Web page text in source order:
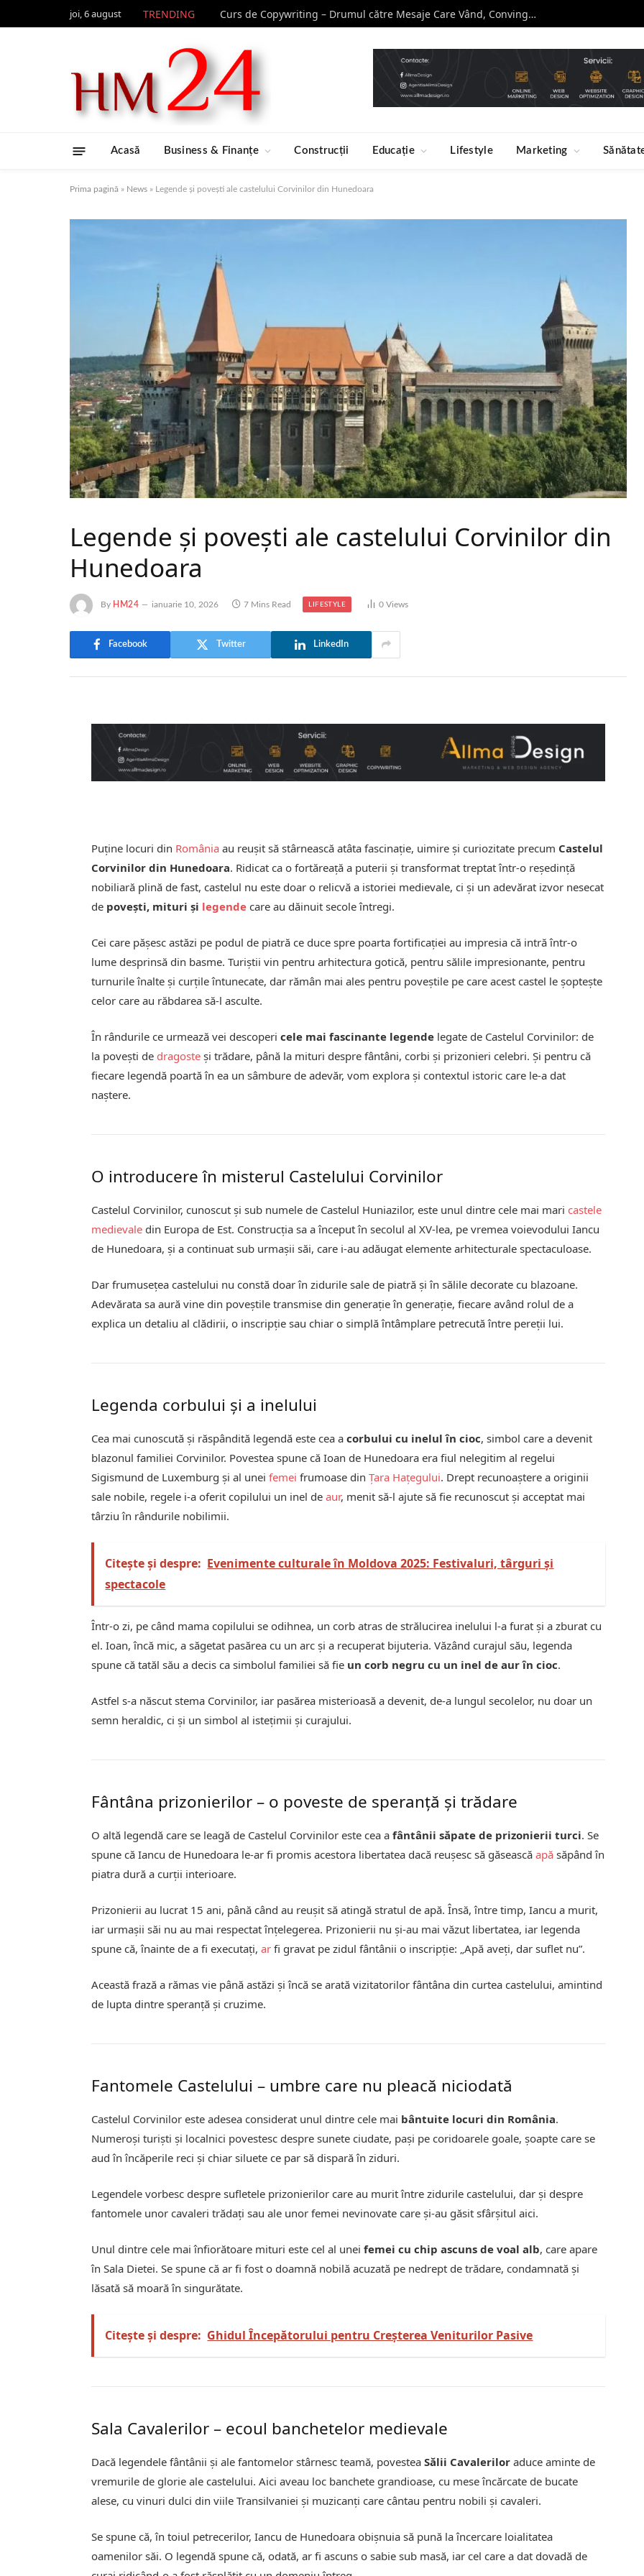
joi, 6 august TRENDING Curs de Copywriting – Drumul către Mesaje Care Vând, Conving și Construiesc Branduri Puternice
Acasă Business & Finanțe Construcții Educație Lifestyle Marketing
Prima pagină » News » Legende și povești ale castelului Corvinilor din Hunedoara
Legende și povești ale castelului Corvinilor din
Hunedoara
By HM24 ianuarie 10, 2026 7 Mins Read LIFESTYLE 0Views
Facebook Twitter LinkedIn
Puține locuri din România au reușit să stârnească atâta fascinație, uimire și curiozitate precum Castelul
Corvinilor din Hunedoara. Ridicat ca o fortăreață a puterii și transformat treptat într-o reședință
nobiliară plină de fast, castelul nu este doar o relicvă a istoriei medievale, ci și un adevărat izvor nesecat
de povești, mituri și legende care au dăinuit secole întregi.
Cei care pășesc astăzi pe podul de piatră ce duce spre poarta fortificației au impresia că intră într-o
lume desprinsă din basme. Turiștii vin pentru arhitectura gotică, pentru sălile impresionante, pentru
turnurile înalte și curțile întunecate, dar rămân mai ales pentru poveștile pe care acest castel le șoptește
celor care au răbdarea să-l asculte.
În rândurile ce urmează vei descopericele mai fascinante legende legate de Castelul Corvinilor: de
la povești de dragoste și trădare, până la mituri despre fântâni, corbi și prizonieri celebri. Și pentru că
fiecare legendă poartă în ea un sâmbure de adevăr, vom explora și contextul istoric care le-a dat
naștere.
O introducere în misterul Castelului Corvinilor
Castelul Corvinilor, cunoscut și sub numele de Castelul Huniazilor, este unul dintre cele mai mari castele
medievale din Europa de Est. Construcția sa a început în secolul al XV-lea, pe vremea voievodului Iancu
de Hunedoara, și a continuat sub urmașii săi, care i-au adăugat elemente arhitecturale spectaculoase.
Dar frumusețea castelului nu constă doar în zidurile sale de piatră și în sălile decorate cu blazoane.
Adevărata sa aură vine din poveștile transmise din generație în generație, fiecare având rolul de a
explica un detaliu al clădirii, o inscripție sau chiar o simplă întâmplare petrecută între pereții lui.
Legenda corbului și a inelului
Cea mai cunoscută și răspândită legendă este cea acorbului cu inelul în cioc, simbol care a devenit
blazonul familiei Corvinilor. Povestea spune că Ioan de Hunedoara era fiul nelegitim al regelui
Sigismund de Luxemburg și al uneifemei frumoase dinȚara Hațegului. Drept recunoaștere a originii
sale nobile, regele i-a oferit copilului un inel deaur, menit să-l ajute să fie recunoscut și acceptat mai
târziu în rândurile nobilimii.
Citește și despre: Evenimente culturale în Moldova 2025: Festivaluri, târguri și
spectacole
Într-o zi, pe când mama copilului se odihnea, un corb atras de strălucirea inelului l-a furat și a zburat cu
el. Ioan, încă mic, a săgetat pasărea cu un arc și a recuperat bijuteria. Văzând curajul său, legenda
spune că tatăl său a decis ca simbolul familiei să fie un corb negru cu un inel de aur în cioc.
Astfel s-a născut stema Corvinilor, iar pasărea misterioasă a devenit, de-a lungul secolelor, nu doar un
semn heraldic, ci și un simbol al istețimii și curajului.
Fântâna prizonierilor – o poveste de speranță și trădare
O altă legendă care se leagă de Castelul Corvinilor este cea afântânii săpate de prizonierii turci. Se
spune că Iancu de Hunedoara le-ar fi promis acestora libertatea dacă reușesc să găseascăapă săpând în
piatra dură a curții interioare.
Prizonierii au lucrat 15 ani, până când au reușit să atingă stratul de apă. Însă, între timp, Iancu a murit,
iar urmașii săi nu au mai respectat înțelegerea. Prizonierii nu și-au mai văzut libertatea, iar legenda
spune că, înainte de a fi executați,ar fi gravat pe zidul fântânii o inscripție: „Apă aveți, dar suflet nu”.
Această frază a rămas vie până astăzi și încă se arată vizitatorilor fântâna din curtea castelului, amintind
de lupta dintre speranță și cruzime.
Fantomele Castelului – umbre care nu pleacă niciodată
Castelul Corvinilor este adesea considerat unul dintre cele mai bântuite locuri din România.
Numeroși turiști și localnici povestesc despre sunete ciudate, pași pe coridoarele goale, șoapte care se
aud în încăperile reci și chiar siluete ce par să dispară în ziduri.
Legendele vorbesc despre sufletele prizonierilor care au murit între zidurile castelului, dar și despre
fantomele unor cavaleri trădați sau ale unor femei nevinovate care și-au găsit sfârșitul aici.
Unul dintre cele mai înfiorătoare mituri este cel al uneifemei cu chip ascuns de voal alb, care apare
în Sala Dietei. Se spune că ar fi fost o doamnă nobilă acuzată pe nedrept de trădare, condamnată și
lăsată să moară în singurătate.
Citește și despre: Ghidul Începătorului pentru Creșterea Veniturilor Pasive
Sala Cavalerilor – ecoul banchetelor medievale
Dacă legendele fântânii și ale fantomelor stârnesc teamă, povesteaSălii Cavalerilor aduce aminte de
vremurile de glorie ale castelului. Aici aveau loc banchete grandioase, cu mese încărcate de bucate
alese, cu vinuri dulci din viile Transilvaniei și muzicanți care cântau pentru nobili și cavaleri.
Se spune că, în toiul petrecerilor, Iancu de Hunedoara obișnuia să pună la încercare loialitatea
oamenilor săi. O legendă spune că, odată, ar fi ascuns o sabie sub masă, iar cel care a dat dovadă de